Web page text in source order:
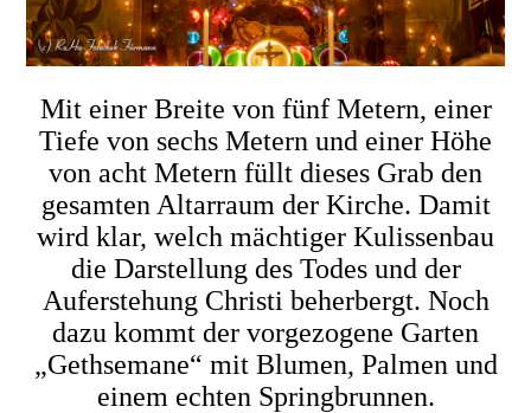
Mit einer Breite von fünf Metern, einer
Tiefe von sechs Metern und einer Höhe
von acht Metern füllt dieses Grab den
gesamten Altarraum der Kirche. Damit
wird klar, welch mächtiger Kulissenbau
die Darstellung des Todes und der
Auferstehung Christi beherbergt. Noch
dazu kommt der vorgezogene Garten
„Gethsemane“ mit Blumen, Palmen und
einem echten Springbrunnen.